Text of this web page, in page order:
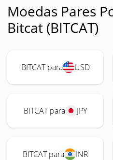
Moedas Pares
Bitcat (BITCAT)
BITCAT para USD
BITCAT para JPY
BITCAT para INR